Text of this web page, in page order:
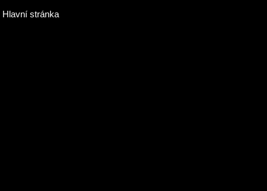
Hlavní stránka